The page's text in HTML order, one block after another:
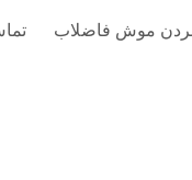
بردن موش فاضلاب